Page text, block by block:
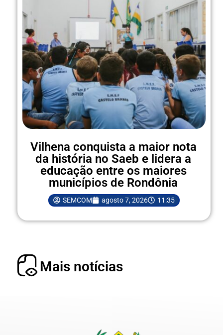
Vilhena conquista a maior nota
da história no Saeb e lidera a
educação entre os maiores
municípios de Rondônia
SEMCOM agosto 7, 2026 11:35
Mais notícias